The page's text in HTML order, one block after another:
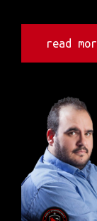
read